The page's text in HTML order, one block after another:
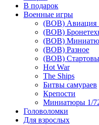
В подарок
Военные игры
(ВОВ) Авиация
(ВОВ)
(ВОВ)
(ВОВ) Разное
(ВОВ)
Hot War
The Ships
Битвы самураев
Крепости
Миниатюры 1/
Головоломки
Для взрослых